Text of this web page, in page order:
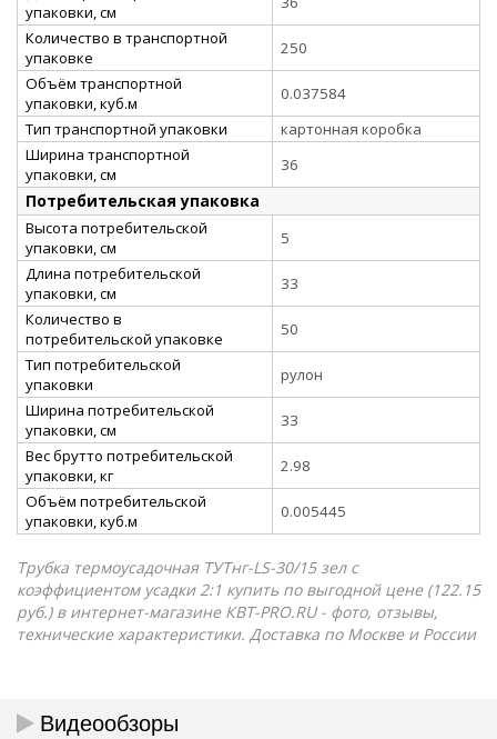
упаковки, см
Количество в транспортной
упаковке
250
Объём транспортной
упаковки, куб.м
0.037584
Тип транспортной упаковки
картонная коробка
Ширина транспортной
упаковки, см
36
Потребительская упаковка
Высота потребительской
упаковки, см
5
Длина потребительской
упаковки, см
33
Количество в
потребительской упаковке
50
Тип потребительской
упаковки
рулон
Ширина потребительской
упаковки, см
33
Вес брутто потребительской
упаковки, кг
2.98
Объём потребительской
упаковки, куб.м
0.005445
Трубка термоусадочная ТУТнг-LS-30/15 зел с
коэффициентом усадки 2:1 купить по выгодной цене (122.15
руб.) в интернет-магазине КВТ-PRO.RU - фото, отзывы,
технические характеристики. Доставка по Москве и России
Видеообзоры